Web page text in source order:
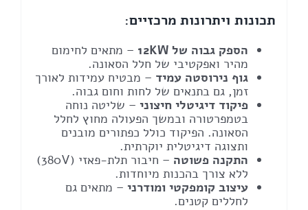
תכונות ויתרונות מרכזיים:
הספק גבוה של 12KW
– מתאים לחימום
מהיר ואפקטיבי של חלל הסאונה.
גוף נירוסטה עמיד – מבטיח עמידות לאורך
זמן, גם בתנאים של לחות וחום גבוה.
פיקוד דיגיטלי חיצוני – שליטה נוחה
בטמפרטורה ובמשך הפעולה מחוץ לחלל
הסאונה. הפיקוד כולל כפתורים מובנים
ותצוגה דיגיטלית יוקרתית.
התקנה פשוטה
– חיבור תלת-פאזי (380V)
ללא צורך בהכנות מיוחדות.
עיצוב קומפקטי ומודרני – מתאים גם
לחללים קטנים.